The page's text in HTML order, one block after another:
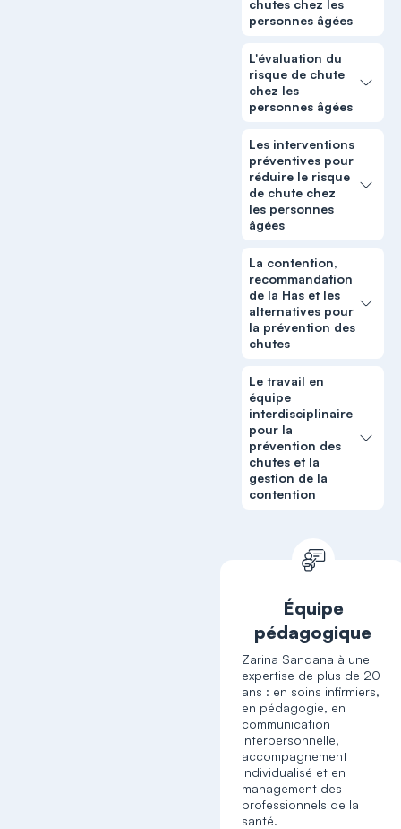
chutes chez les
personnes âgées
L'évaluation du
risque de chute
chez les
personnes âgées
Les interventions
préventives pour
réduire le risque
de chute chez
les personnes
âgées
La contention,
recommandation
de la Has et les
alternatives pour
la prévention des
chutes
Le travail en
équipe
interdisciplinaire
pour la
prévention des
chutes et la
gestion de la
contention
Équipe
pédagogique
Zarina Sandana à une
expertise de plus de 20
ans : en soins infirmiers,
en pédagogie, en
communication
interpersonnelle,
accompagnement
individualisé et en
management des
professionnels de la
santé.